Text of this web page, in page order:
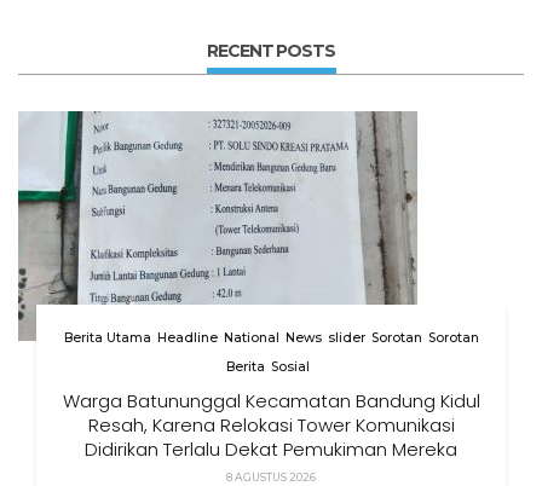
RECENT POSTS
Berita Utama Headline National News slider Sorotan Sorotan
Berita Sosial
Warga Batununggal Kecamatan Bandung Kidul
Resah, Karena Relokasi Tower Komunikasi
Didirikan Terlalu Dekat Pemukiman Mereka
8 AGUSTUS 2026